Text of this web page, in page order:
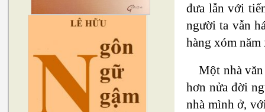
đưa lẫn với
người ta vẫn
hàng xóm năm
Một nhà
hơn nửa đời
nhà mình ở,